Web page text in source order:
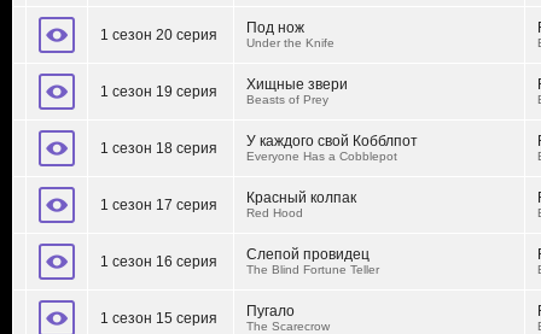
1 сезон 20 серия Под нож
Under the Knife
1 сезон 19 серия Хищные звери
Beasts of Prey
1 сезон 18 серия У каждого свой Кобблпот
Everyone Has a Cobblepot
1 сезон 17 серия Красный колпак
Red Hood
1 сезон 16 серия Слепой провидец
The Blind Fortune Teller
1 сезон 15 серия Пугало
The Scarecrow